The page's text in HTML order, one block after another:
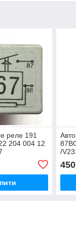
реле 191
204 004 12
/
450